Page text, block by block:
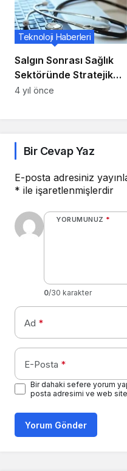
Salgın Sonrası Sağlık
Sektöründe Stratejik
Pazarlama Ön Plana
Teknoloji Haberleri
4 yıl önce
Bir Cevap Yaz
E-posta adresiniz
* ile işaretlenmişlerdir
YORUMUNUZ *
0/30 karakter
Ad *
E-Posta *
Bir dahaki sefere yorum
posta adresimi ve web
Yorum Gönder